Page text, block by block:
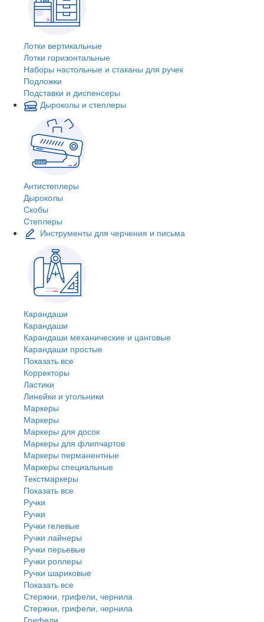
Лотки вертикальные
Лотки горизонтальные
Наборы настольные и стаканы для ручек
Подложки
Подставки и диспенсеры
Дыроколы и степлеры
Антистеплеры
Дыроколы
Скобы
Степлеры
Инструменты для черчения и письма
Карандаши
Карандаши
Карандаши механические и цанговые
Карандаши простые
Показать все
Корректоры
Ластики
Линейки и угольники
Маркеры
Маркеры
Маркеры для досок
Маркеры для флипчартов
Маркеры перманентные
Маркеры специальные
Текстмаркеры
Показать все
Ручки
Ручки
Ручки гелевые
Ручки лайнеры
Ручки перьевые
Ручки роллеры
Ручки шариковые
Показать все
Стержни, грифели, чернила
Стержни, грифели, чернила
Грифели